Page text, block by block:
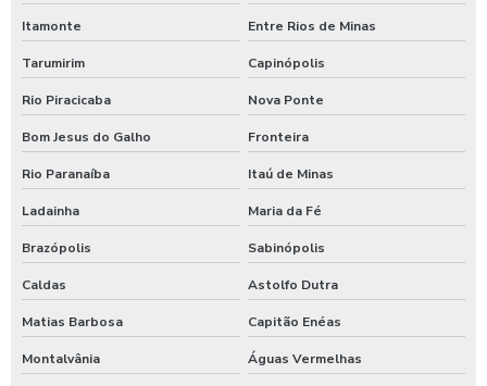
Itamonte Entre Rios de Minas
Tarumirim Capinópolis
Rio Piracicaba Nova Ponte
Bom Jesus do Galho Fronteira
Rio Paranaíba Itaú de Minas
Ladainha Maria da Fé
Brazópolis Sabinópolis
Caldas Astolfo Dutra
Matias Barbosa Capitão Enéas
Montalvânia Águas Vermelhas